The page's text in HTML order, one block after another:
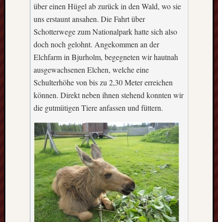
über einen Hügel ab zurück in den Wald, wo sie
uns erstaunt ansahen. Die Fahrt über
Schotterwege zum Nationalpark hatte sich also
doch noch gelohnt. Angekommen an der
Elchfarm in Bjurholm, begegneten wir hautnah
ausgewachsenen Elchen, welche eine
Schulterhöhe von bis zu 2,30 Meter erreichen
können. Direkt neben ihnen stehend konnten wir
die gutmütigen Tiere anfassen und füttern.